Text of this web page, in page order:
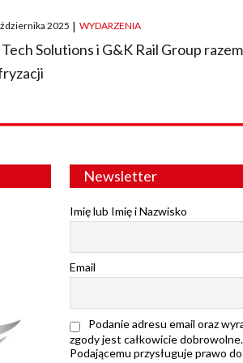
2025 | WYDARZENIA
Tech Solutions i G&K Rail Group
Newsletter
Imię lub Imię i Nazwisko
Email
Podanie adresu email oraz
zgody jest całkowicie dobrowolne.
Podającemu przysługuje prawo